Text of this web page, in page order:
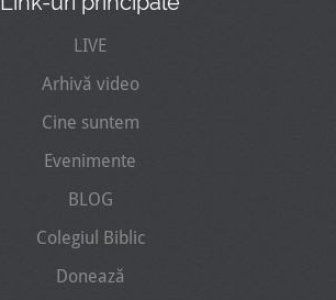
LIVE
Arhivă video
Cine suntem
Evenimente
BLOG
Colegiul Biblic
Donează